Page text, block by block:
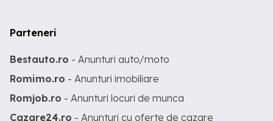
Parteneri
Bestauto.ro - Anunturi auto/moto
Romimo.ro - Anunturi imobiliare
Romjob.ro - Anunturi locuri de munca
Cazare24.ro - Anunturi cu oferte de cazare